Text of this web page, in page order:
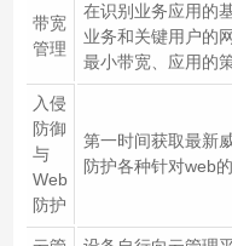
带宽
管理
在识别业务应用的
业务和关键用户的
最小带宽、应用的
入侵
防御
与
Web
防护
第一时间获取最新
防护各种针对web